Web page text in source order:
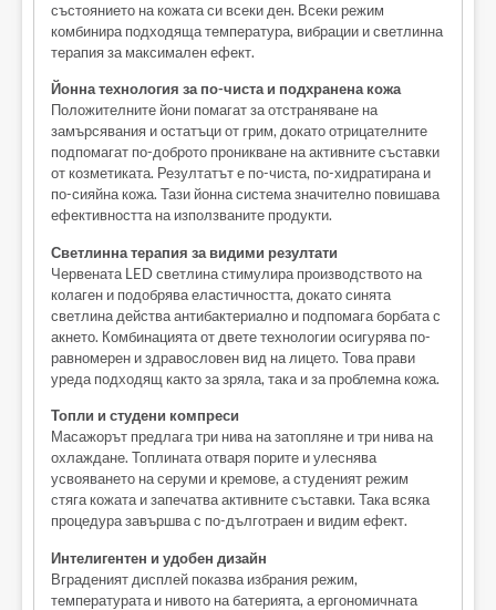
състоянието на кожата си всеки ден. Всеки режим
комбинира подходяща температура, вибрации и светлинна
терапия за максимален ефект.
Йонна технология за по-чиста и подхранена кожа
Положителните йони помагат за отстраняване на
замърсявания и остатъци от грим, докато отрицателните
подпомагат по-доброто проникване на активните съставки
от козметиката. Резултатът е по-чиста, по-хидратирана и
по-сияйна кожа. Тази йонна система значително повишава
ефективността на използваните продукти.
Светлинна терапия за видими резултати
Червената LED светлина стимулира производството на
колаген и подобрява еластичността, докато синята
светлина действа антибактериално и подпомага борбата с
акнето. Комбинацията от двете технологии осигурява по-
равномерен и здравословен вид на лицето. Това прави
уреда подходящ както за зряла, така и за проблемна кожа.
Топли и студени компреси
Масажорът предлага три нива на затопляне и три нива на
охлаждане. Топлината отваря порите и улеснява
усвояването на серуми и кремове, а студеният режим
стяга кожата и запечатва активните съставки. Така всяка
процедура завършва с по-дълготраен и видим ефект.
Интелигентен и удобен дизайн
Вграденият дисплей показва избрания режим,
температурата и нивото на батерията, а ергономичната